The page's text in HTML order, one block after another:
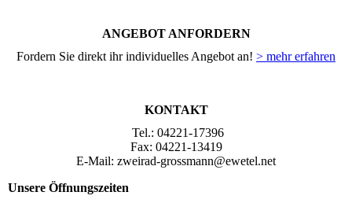
ANGEBOT ANFORDERN
Fordern Sie direkt ihr individuelles Angebot an! > mehr erfahren
KONTAKT
Tel.: 04221-17396
Fax: 04221-13419
E-Mail: zweirad-grossmann@ewetel.net
Unsere Öffnungszeiten